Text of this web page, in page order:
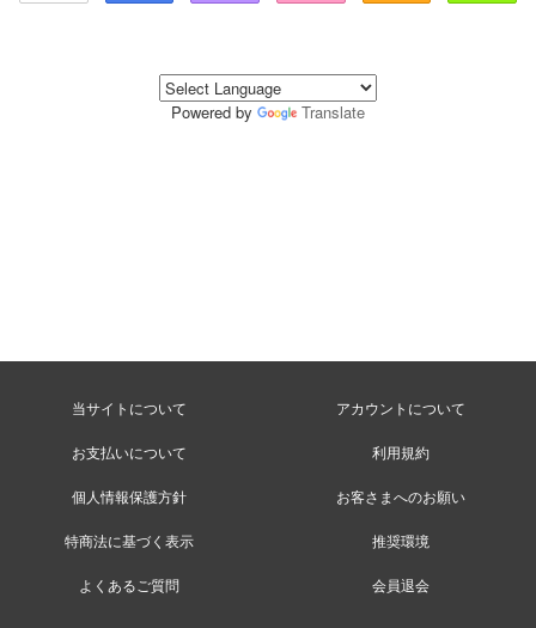
Powered by Translate
当サイトについて アカウントについて
お支払いについて 利用規約
個人情報保護方針 お客さまへのお願い
特商法に基づく表示 推奨環境
よくあるご質問 会員退会